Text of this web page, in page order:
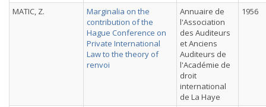
MATIC, Z.
Marginalia on the
contribution of the
Hague Conference on
Private International
Law to the theory of
renvoi
Annuaire de
l'Association
des Auditeurs
et Anciens
Auditeurs de
l'Académie de
droit
international
de La Haye
1956